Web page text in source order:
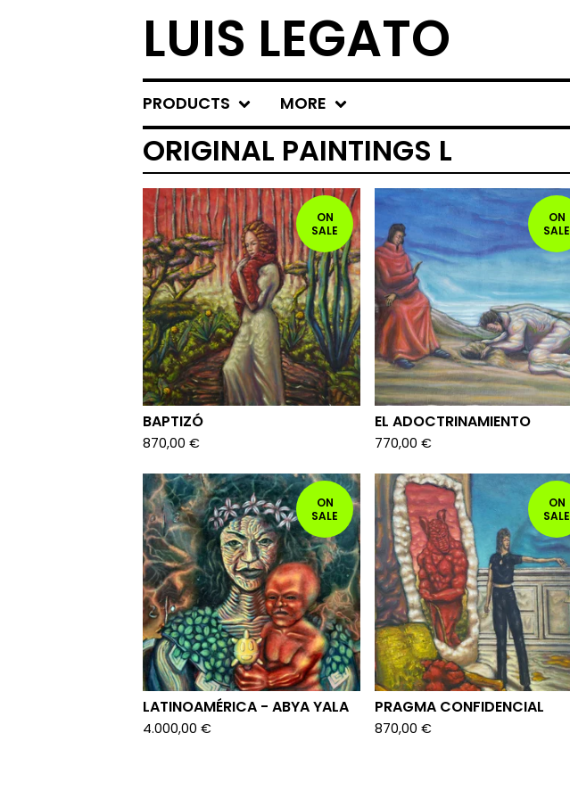
LUIS LEGATO
PRODUCTS MORE
ORIGINAL PAINTINGS L
ON
SALE
BAPTIZÓ
870,00 €
ON
SALE
EL ADOCTRINAMIENTO
770,00 €
ON
SALE
LATINOAMÉRICA - ABYA YALA
4.000,00 €
ON
SALE
PRAGMA CONFIDENCIAL
870,00 €